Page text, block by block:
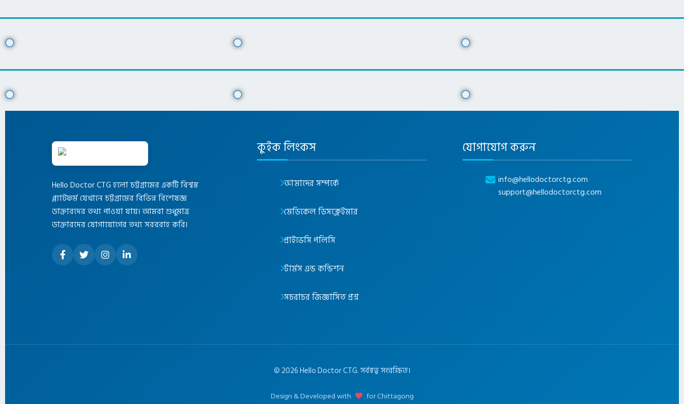
Hello Doctor CTG হলো চট্টগ্রামের একটি বিশ্বস্ত
প্ল্যাটফর্ম যেখানে চট্টগ্রামের বিভিন্ন বিশেষজ্ঞ
ডাক্তারদের তথ্য পাওয়া যায়। আমরা শুধুমাত্র
ডাক্তারদের যোগাযোগের তথ্য সরবরাহ করি।
কুইক লিংকস
আমাদের সম্পর্কে
মেডিকেল ডিসক্লেইমার
প্রাইভেসি পলিসি
টার্মস এন্ড কন্ডিশন
সচরাচর জিজ্ঞাসিত প্রশ্ন
যোগাযোগ করুন
info@hellodoctorctg.com
support@hellodoctorctg.com
© 2026Hello Doctor CTG. সর্বস্বত্ব সংরক্ষিত।
Design & Developed with for Chittagong